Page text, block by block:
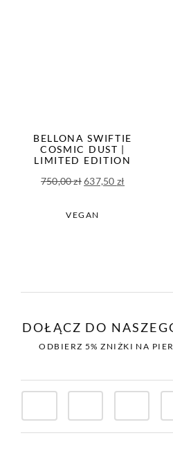
BELLONA SWIFTIE
COSMIC DUST |
LIMITED EDITION
750,00złPierwotna
wynosiła:
637,50 zł
VEGAN
DOŁĄCZ DO
ODBIERZ 5% ZNIŻKI NA